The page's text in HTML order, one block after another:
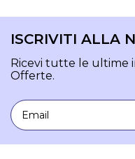
ISCRIVITI ALLA
Ricevi tutte le ultime
Offerte.
Email